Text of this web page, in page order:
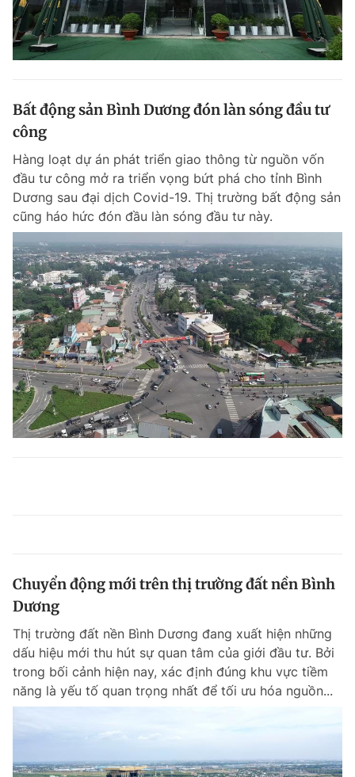
Bất động sản Bình Dương đón làn sóng đầu tư
công
Hàng loạt dự án phát triển giao thông từ nguồn vốn
đầu tư công mở ra triển vọng bứt phá cho tỉnh Bình
Dương sau đại dịch Covid-19. Thị trường bất động sản
cũng háo hức đón đầu làn sóng đầu tư này.
Chuyển động mới trên thị trường đất nền Bình
Dương
Thị trường đất nền Bình Dương đang xuất hiện những
dấu hiệu mới thu hút sự quan tâm của giới đầu tư. Bởi
trong bối cảnh hiện nay, xác định đúng khu vực tiềm
năng là yếu tố quan trọng nhất để tối ưu hóa nguồn...